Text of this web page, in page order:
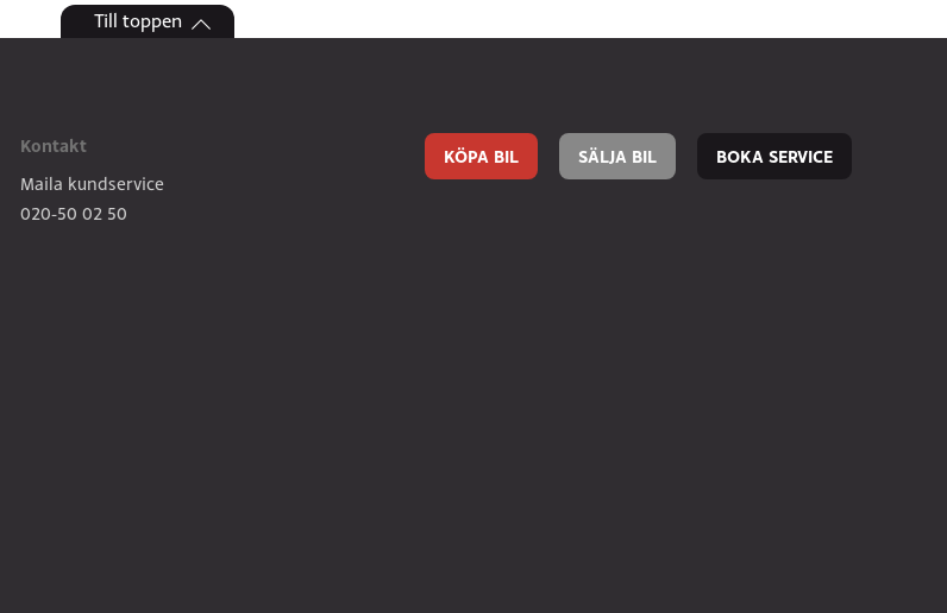
Till toppen
Kontakt
Maila kundservice
020-50 02 50
KÖPA BIL SÄLJA BIL BOKA SERVICE